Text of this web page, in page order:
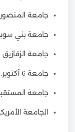
جامعة
جامعة بني
جامعة الزقازيق.
جامعة 6 أكتوبر.
جامعة
الجامعة